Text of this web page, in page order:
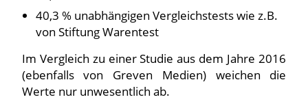
40,3 % unabhängigen Vergleichstests wie z.B.
von Stiftung Warentest
Im Vergleich zu einer Studie aus dem Jahre 2016
(ebenfalls von Greven Medien) weichen die
Werte nur unwesentlich ab.